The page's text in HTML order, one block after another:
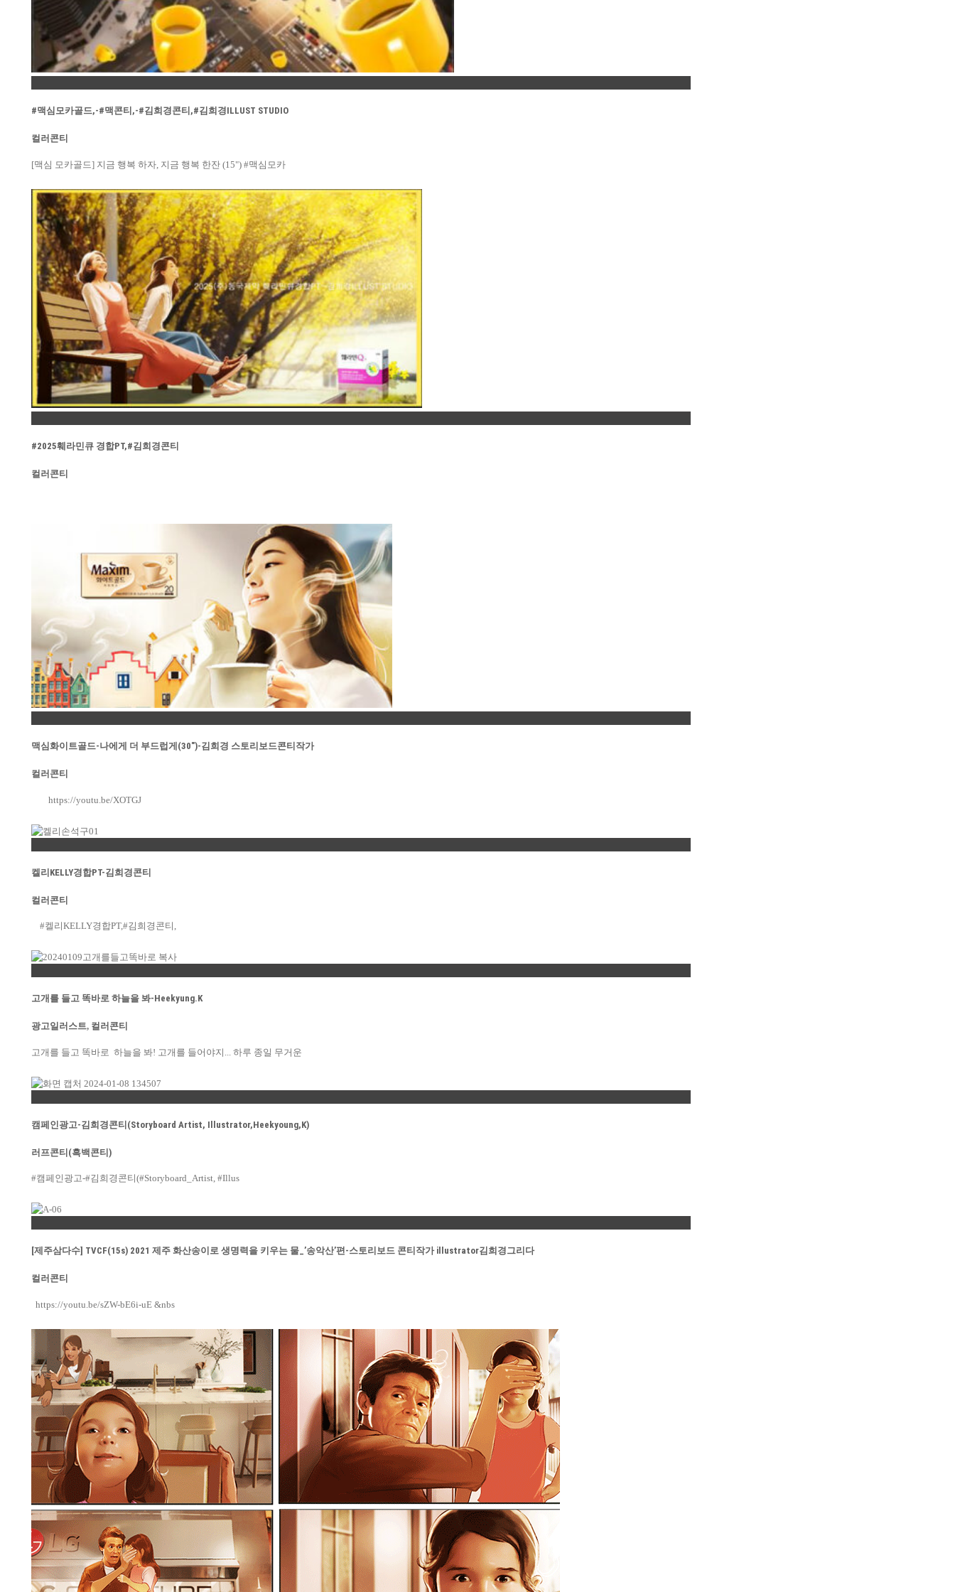
#맥심모카골드,-#맥콘티,-#김희경콘티,#김희경ILLUST STUDIO
컬러콘티
[맥심 모카골드] 지금 행복 하자, 지금 행복 한잔 (15") #맥심모카
#2025훼라민큐 경합PT,#김희경콘티
컬러콘티
맥심화이트골드-나에게 더 부드럽게(30″)-김희경 스토리보드콘티작가
컬러콘티
https://youtu.be/XOTGJ
켈리KELLY경합PT-김희경콘티
컬러콘티
#켈리KELLY경합PT,#김희경콘티,
고개를 들고 똑바로 하늘을 봐-Heekyung.K
광고일러스트, 컬러콘티
고개를 들고 똑바로 하늘을 봐! 고개를 들어야지... 하루 종일 무거운
캠페인광고-김희경콘티(Storyboard Artist, Illustrator,Heekyoung,K)
러프콘티(흑백콘티)
#캠페인광고-#김희경콘티(#Storyboard_Artist, #Illus
[제주삼다수] TVCF(15s) 2021 제주 화산송이로 생명력을 키우는 물_’송악산’편-스토리보드 콘티작가 illustrator김희경그리다
컬러콘티
https://youtu.be/sZW-bE6i-uE &nbs